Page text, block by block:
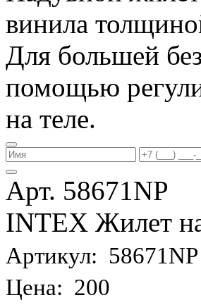
винила
Для большей
помощью
на теле.
Арт. 58671NP
INTEX Жилет
Артикул: 58671NP
Цена: 200